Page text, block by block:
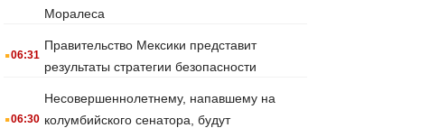
Моралеса
.06:31
Правительство Мексики представит
результаты стратегии безопасности
.06:30
Несовершеннолетнему, напавшему на
колумбийского сенатора, будут